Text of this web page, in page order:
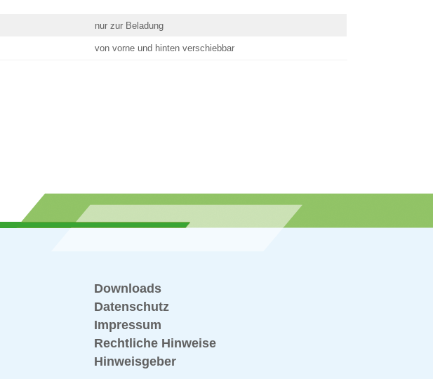
nur zur Beladung
von vorne und hinten verschiebbar
Downloads
Datenschutz
Impressum
Rechtliche Hinweise
Hinweisgeber